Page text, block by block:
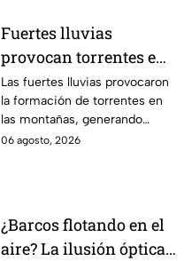
Fuertes lluvias
provocan torrentes e
inundaciones en una
región montañosa
Las fuertes lluvias provocaron
la formación de torrentes en
las montañas, generando
inundaciones y afectaciones
06 agosto, 2026
¿Barcos flotando en el
aire? La ilusión óptica